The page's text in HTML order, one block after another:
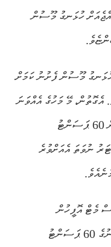
ހުޅަނގު މޫސުން
މޫސުން ފެށުނު ކަމަށް
މޭ މަހުގެ އެއްވަނަ
ދުވަހުގެ ފަހުން ދެކުނުގެ އަތޮޅުތަކުގެ މަދުވެގެން 60 ޕަސަންޓު
މައްޗަށް 2.5 މިލިމީޓަރު ނުވަތަ އެއަށްވުރެ
މެޓް އޮފީހުން
ރިއާޔަތްކުރެއެވެ. މޭ މަހުގެ އެކެއްގެ ފަހުން ދެކުނުގެ 60 ޕަސަންޓު